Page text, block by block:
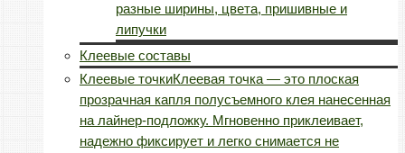
разные ширины, цвета, пришивные и
липучки
Клеевые составы
Клеевые точкиКлеевая точка — это плоская
прозрачная капля полусъемного клея нанесенная
на лайнер-подложку. Мгновенно приклеивает,
надежно фиксирует и легко снимается не